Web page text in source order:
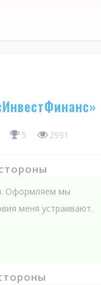
5 2991
Оформляем мы
меня устраивают.